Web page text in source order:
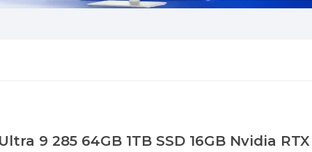
9 285 64GB 1TB SSD 16GB Nvidia